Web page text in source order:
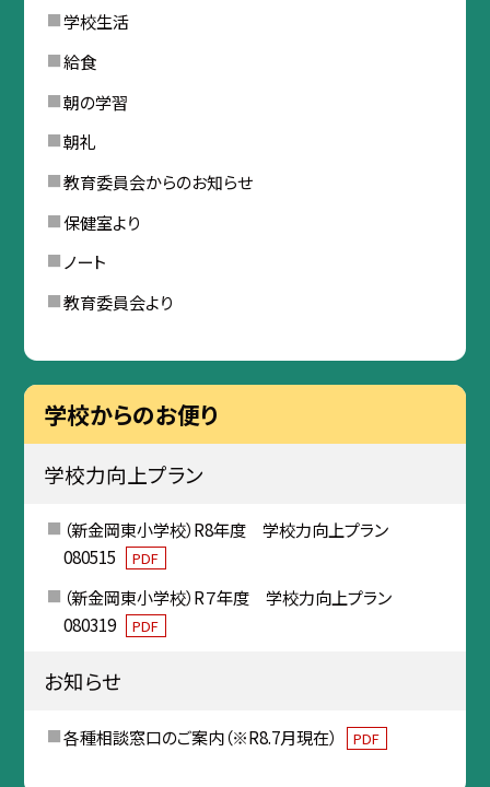
学校生活
給食
朝の学習
朝礼
教育委員会からのお知らせ
保健室より
ノート
教育委員会より
学校からのお便り
学校力向上プラン
（新金岡東小学校）R8年度 学校力向上プラン
080515
PDF
（新金岡東小学校）R７年度 学校力向上プラン
080319
PDF
お知らせ
各種相談窓口のご案内（※R8.7月現在） PDF